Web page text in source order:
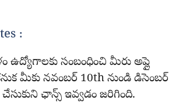
:
సంబంధించి మీరు అప్లై
మీకు నవంబర్ 10th నుండి డిసెంబర్
చేసుకుని ఛాన్స్ ఇవ్వడం జరిగింది.